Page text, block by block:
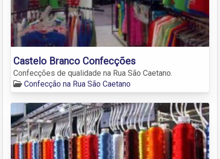
Castelo Branco Confecções
Confecções de qualidade na Rua São Caetano.
Confecção na Rua São Caetano